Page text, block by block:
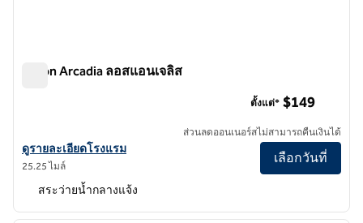
Hilton Arcadia ลอสแอนเจลิส
ดูรายละเอียดโรงแรม Hilton Arcadia Los Angeles
ดูรายละเอียดโรงแรม
25.25 ไมล์
ตั้งแต่* $149
ส่วนลดออนเนอร์สไม่สามารถคืนเงินได้
เลือกวันที่
สระว่ายน้ำกลางแจ้ง